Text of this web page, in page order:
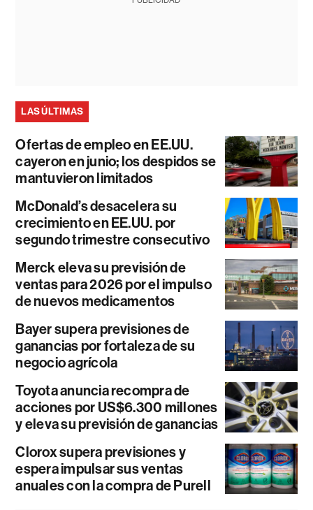
LAS ÚLTIMAS
Ofertas de empleo en EE.UU.
cayeron en junio; los despidos se
mantuvieron limitados
McDonald’s desacelera su
crecimiento en EE.UU. por
segundo trimestre consecutivo
Merck eleva su previsión de
ventas para 2026 por el impulso
de nuevos medicamentos
Bayer supera previsiones de
ganancias por fortaleza de su
negocio agrícola
Toyota anuncia recompra de
acciones por US$6.300 millones
y eleva su previsión de ganancias
Clorox supera previsiones y
espera impulsar sus ventas
anuales con la compra de Purell